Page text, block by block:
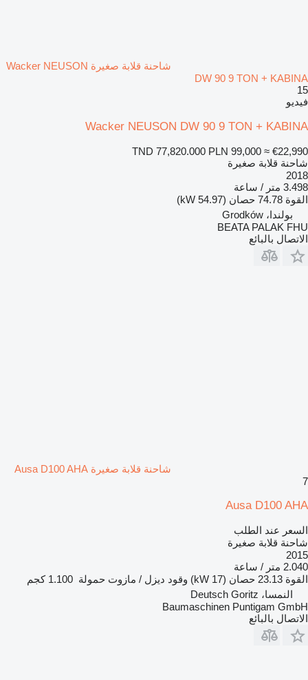
شاحنة قلابة صغيرة Wacker NEUSON
DW 90 9 TON + KABINA
15
فيديو
Wacker NEUSON DW 90 9 TON + KABINA
TND 77,820.000 PLN 99,000 ≈ €22,990
شاحنة قلابة صغيرة
2018
3.498 متر / ساعة
القوة 74.78 حصان (54.97 kW)
بولندا، Grodków
BEATA PALAK FHU
الاتصال بالبائع
شاحنة قلابة صغيرة Ausa D100 AHA
7
Ausa D100 AHA
السعر عند الطلب
شاحنة قلابة صغيرة
2015
2.040 متر / ساعة
القوة 23.13 حصان (17 kW) وقود ديزل / مازوت حمولة 1.100 كجم
النمسا، Deutsch Goritz
Baumaschinen Puntigam GmbH
الاتصال بالبائع